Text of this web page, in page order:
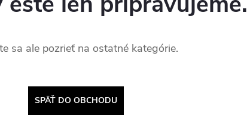
sa ale pozrieť na ostatné kategórie.
SPÄŤ DO OBCHODU